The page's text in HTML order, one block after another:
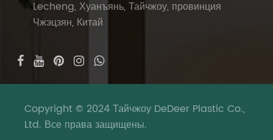
Lecheng, Хуанъянь, Тайчжоу, провинция
Чжэцзян, Китай
Copyright © 2024 Тайчжоу DeDeer Plastic Co.,
Ltd. Все права защищены.